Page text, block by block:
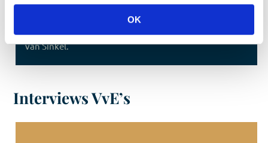
OK
Oudegracht, Utrecht
van Sinkel.
Interviews VvE’s